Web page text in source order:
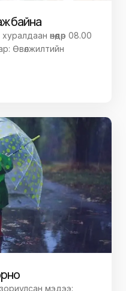
байна
өнөөдөр 08.00
Өвөлжилтийн
мэдээ: